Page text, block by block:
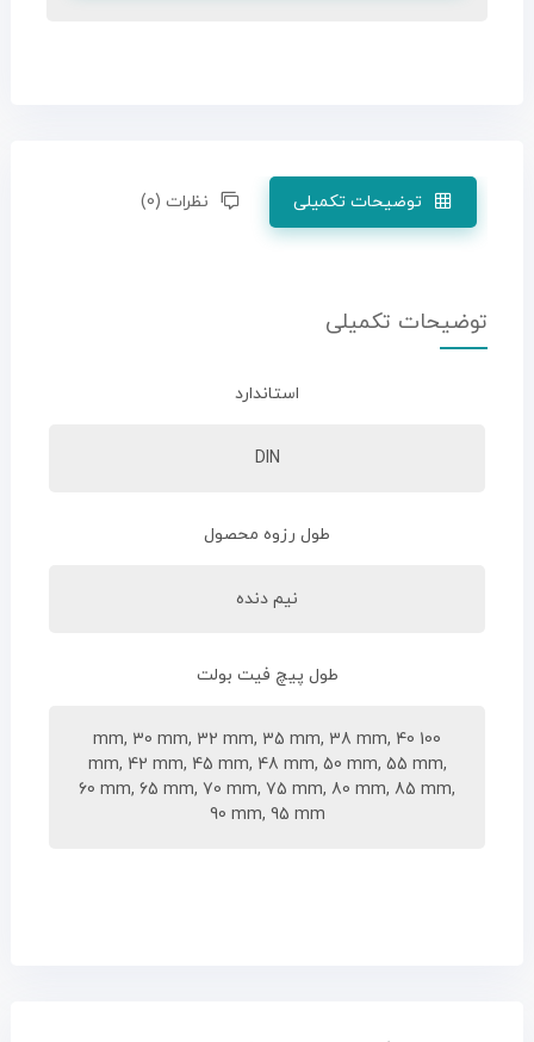
توضیحات تکمیلی نظرات (0)
توضیحات تکمیلی
استاندارد
DIN
طول رزوه محصول
نیم دنده
طول پیچ فیت بولت
100 mm, 30 mm, 32 mm, 35 mm, 38 mm, 40
mm, 42 mm, 45 mm, 48 mm, 50 mm, 55 mm,
60 mm, 65 mm, 70 mm, 75 mm, 80 mm, 85 mm,
90 mm, 95 mm